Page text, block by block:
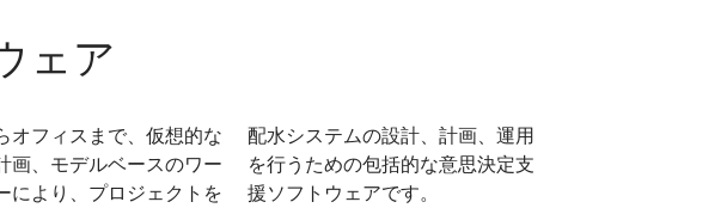
ェア
オフィスまで、仮想的な
画、モデルベースのワー
により、プロジェクトを
WaterGEMS
配水システムの設計、計画、運用
を行うための包括的な意思決定支
援ソフトウェアです。